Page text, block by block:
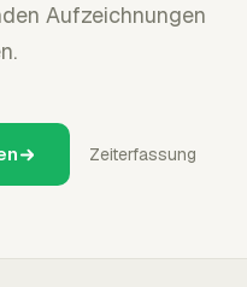
Aufzeichnungen
Zeiterfassung